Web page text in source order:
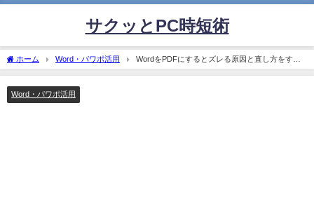
サクッとPC時短術
ホーム Word・パワポ活用
WordをPDFにするとズレる原因と直し方をすぐ
解決
Word・パワポ活用